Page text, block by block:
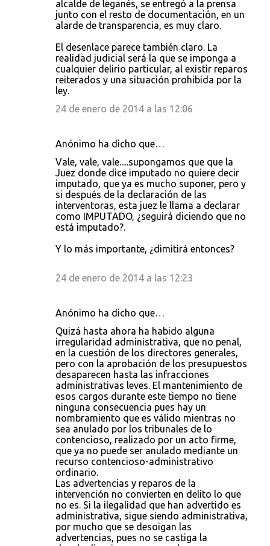
alcalde de leganés, se entregó a la prensa
junto con el resto de documentación, en un
alarde de transparencia, es muy claro.
El desenlace parece también claro. La
realidad judicial será la que se imponga a
cualquier delirio particular, al existir reparos
reiterados y una situación prohibida por la
ley.
24 de enero de 2014 a las 12:06
Anónimo ha dicho que…
Vale, vale, vale.....supongamos que que la
Juez donde dice imputado no quiere decir
imputado, que ya es mucho suponer, pero y
si después de la declaración de las
interventoras, esta juez le llama a declarar
como IMPUTADO, ¿seguirá diciendo que no
está imputado?.
Y lo más importante, ¿dimitirá entonces?
24 de enero de 2014 a las 12:23
Anónimo ha dicho que…
Quizá hasta ahora ha habido alguna
irregularidad administrativa, que no penal,
en la cuestión de los directores generales,
pero con la aprobación de los presupuestos
desaparecen hasta las infracciones
administrativas leves. El mantenimiento de
esos cargos durante este tiempo no tiene
ninguna consecuencia pues hay un
nombramiento que es válido mientras no
sea anulado por los tribunales de lo
contencioso, realizado por un acto firme,
que ya no puede ser anulado mediante un
recurso contencioso-administrativo
ordinario.
Las advertencias y reparos de la
intervención no convierten en delito lo que
no es. Si la ilegalidad que han advertido es
administrativa, sigue siendo administrativa,
por mucho que se desoigan las
advertencias, pues no se castiga la